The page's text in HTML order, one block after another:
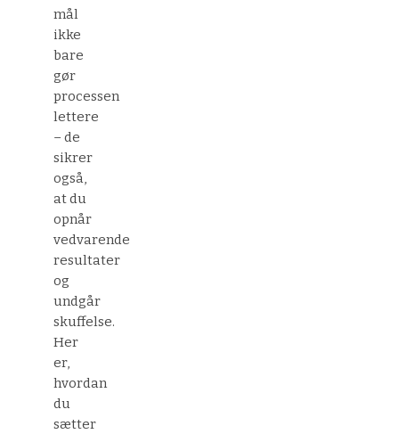
mål
ikke
bare
gør
processen
lettere
– de
sikrer
også,
at du
opnår
vedvarende
resultater
og
undgår
skuffelse.
Her
er,
hvordan
du
sætter